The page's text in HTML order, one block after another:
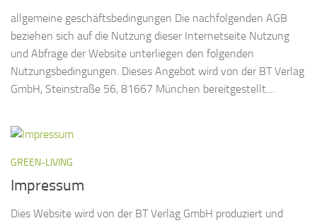
allgemeine geschäftsbedingungen Die nachfolgenden AGB
beziehen sich auf die Nutzung dieser Internetseite Nutzung
und Abfrage der Website unterliegen den folgenden
Nutzungsbedingungen. Dieses Angebot wird von der BT Verlag
GmbH, Steinstraße 56, 81667 München bereitgestellt....
GREEN-LIVING
Impressum
Dies Website wird von der BT Verlag GmbH produziert und